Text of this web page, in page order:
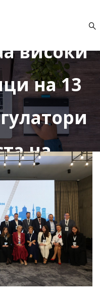
на кој
високи
на 13
на
на
на